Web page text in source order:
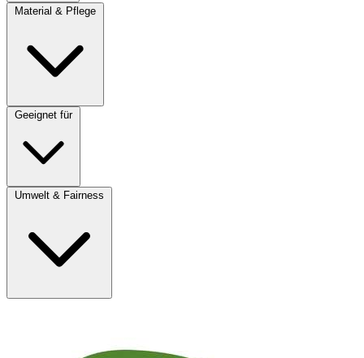
Material & Pflege
Geeignet für
Umwelt & Fairness